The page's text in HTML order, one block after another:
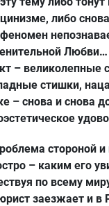
либо
Любви…
– великолепные
стишки,
– снова и снова
стороной
– каким его
по всему
заезжает и в